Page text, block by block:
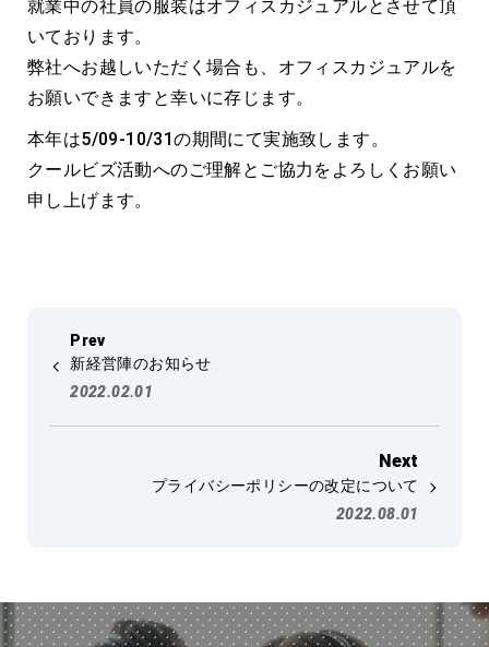
就業中の社員の服装はオフィスカジュアルとさせて頂
いております。
弊社へお越しいただく場合も、オフィスカジュアルを
お願いできますと幸いに存じます。
本年は5/09-10/31の期間にて実施致します。
クールビズ活動へのご理解とご協力をよろしくお願い
申し上げます。
新経営陣のお知らせ
2022.02.01
プライバシーポリシーの改定について
2022.08.01